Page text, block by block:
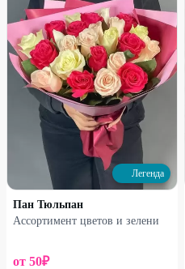
Набирает высоту
Хризантема с гипсофилой
1350₽1800₽
Легенда
Пан Тюльпан
Ассортимент цветов и зелени
от 50₽